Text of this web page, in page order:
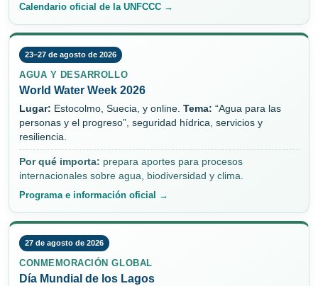
Calendario oficial de la UNFCCC →
23–27 de agosto de 2026
AGUA Y DESARROLLO
World Water Week 2026
Lugar: Estocolmo, Suecia, y online. Tema: “Agua para las
personas y el progreso”, seguridad hídrica, servicios y
resiliencia.
Por qué importa: prepara aportes para procesos
internacionales sobre agua, biodiversidad y clima.
Programa e información oficial →
27 de agosto de 2026
CONMEMORACIÓN GLOBAL
Día Mundial de los Lagos